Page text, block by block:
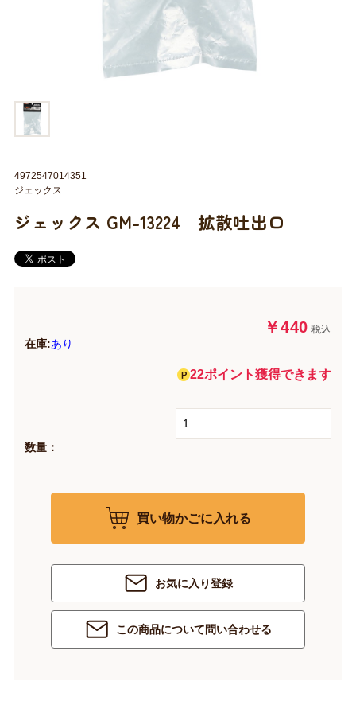
ジェックス GM-13224 拡散吐出口
￥440 税込
在庫:あり
22ポイント獲得できます
数量：
買い物かごに入れる
お気に入り登録
この商品について問い合わせる
4972547014351
ジェックス